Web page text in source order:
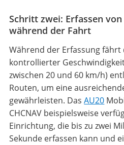
Schritt zwei: Erfassen
während der Fahrt
Während der Erfassung fährt
kontrollierter
zwischen 20 und 60 km/h)
Routen, um eine
gewährleisten. DasAU20
CHCNAV beispielsweise
Einrichtung, die bis zu zwei
Sekunde erfassen kann und